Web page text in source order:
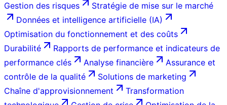
Gestion des risques
Stratégie de mise sur le marché
Données et intelligence artificielle (IA)
Optimisation du fonctionnement et des coûts
Durabilité
Rapports de performance et indicateurs de
performance clés
Analyse financière
Assurance et
contrôle de la qualité
Solutions de marketing
Chaîne d'approvisionnement
Transformation